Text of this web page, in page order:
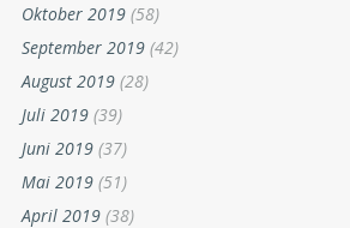
Oktober 2019 (58)
September 2019 (42)
August 2019 (28)
Juli 2019 (39)
Juni 2019 (37)
Mai 2019 (51)
April 2019 (38)